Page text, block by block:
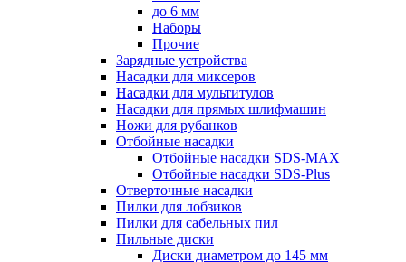
до 6 мм
Наборы
Прочие
Зарядные устройства
Насадки для миксеров
Насадки для мультитулов
Насадки для прямых шлифмашин
Ножи для рубанков
Отбойные насадки
Отбойные насадки SDS-MAX
Отбойные насадки SDS-Plus
Отверточные насадки
Пилки для лобзиков
Пилки для сабельных пил
Пильные диски
Диски диаметром до 145 мм